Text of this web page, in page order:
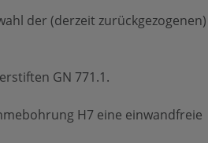
der (derzeit zurückgezogenen)
GN 771.1.
H7 eine einwandfreie